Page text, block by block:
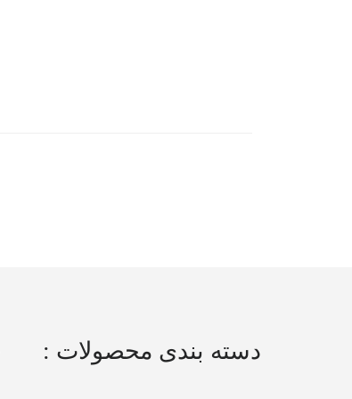
دسته بندی محصولات :